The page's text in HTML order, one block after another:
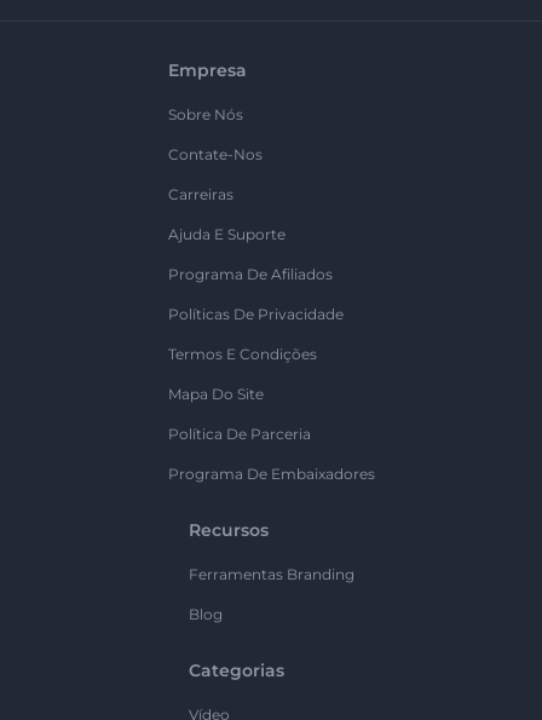
Empresa
Sobre Nós
Contate-Nos
Carreiras
Ajuda E Suporte
Programa De Afiliados
Políticas De Privacidade
Termos E Condições
Mapa Do Site
Política De Parceria
Programa De Embaixadores
Recursos
Ferramentas Branding
Blog
Categorias
Vídeo